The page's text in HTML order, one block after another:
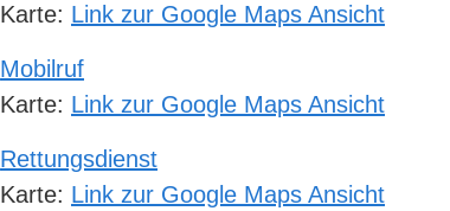
Karte: Link zur Google Maps Ansicht
Mobilruf
Karte: Link zur Google Maps Ansicht
Rettungsdienst
Karte: Link zur Google Maps Ansicht